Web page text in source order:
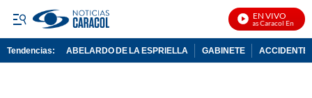
EN VIVO
Noticias Caracol En Vivo
Tendencias: ABELARDO DE LA ESPRIELLA GABINETE ACCIDENTE